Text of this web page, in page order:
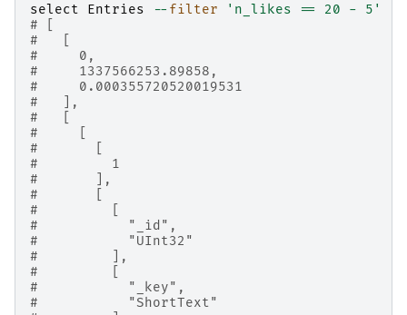
select Entries -- filter
'n_likes == 20 - 5'
# [
#   [
#     0,
#     1337566253.89858,
#     0.000355720520019531
#   ],
#   [
#     [
#       [
#         1
#       ],
#       [
#         [
#           "_id",
#           "UInt32"
#         ],
#         [
#           "_key",
#           "ShortText"